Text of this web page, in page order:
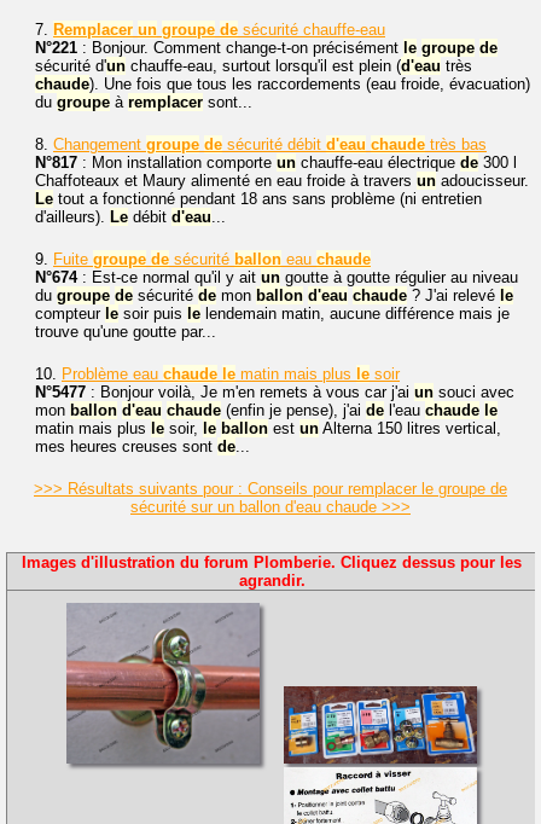
7. Remplacer un groupe de sécurité chauffe-eau
N°221 : Bonjour. Comment change-t-on précisément le groupe de
sécurité d'un chauffe-eau, surtout lorsqu'il est plein (d'eau très
chaude). Une fois que tous les raccordements (eau froide, évacuation)
du groupe à remplacer sont...
8. Changement groupe de sécurité débit d'eau chaude très bas
N°817 : Mon installation comporte un chauffe-eau électrique de 300 l
Chaffoteaux et Maury alimenté en eau froide à travers un adoucisseur.
Le tout a fonctionné pendant 18 ans sans problème (ni entretien
d'ailleurs). Le débit d'eau...
9. Fuite groupe de sécurité ballon eau chaude
N°674: Est-ce normal qu'il y ait un goutte à goutte régulier au niveau
du groupe de sécurité de mon ballon d'eau chaude ? J'ai relevé le
compteur le soir puis le lendemain matin, aucune différence mais je
trouve qu'une goutte par...
10. Problème eau chaude le matin mais plus le soir
N°5477 : Bonjour voilà, Je m'en remets à vous car j'ai un souci avec
mon ballon d'eau chaude (enfin je pense), j'ai de l'eau chaude le
matin mais plus le soir, le ballon est un Alterna 150 litres vertical,
mes heures creuses sont de...
>>> Résultats suivants pour : Conseils pour remplacer le groupe de
sécurité sur un ballon d'eau chaude >>>
Images d'illustration du forum Plomberie. Cliquez dessus pour les
agrandir.